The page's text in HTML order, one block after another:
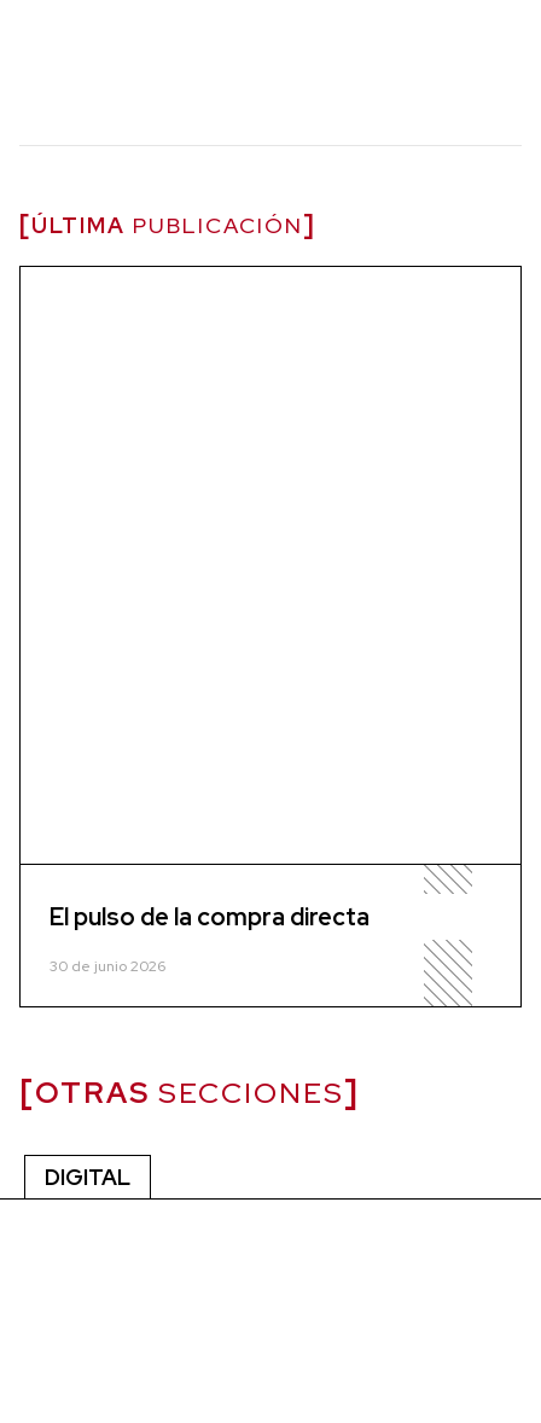
ÚLTIMA PUBLICACIÓN
El pulso de la compra directa
30 de junio 2026
OTRAS SECCIONES
DIGITAL